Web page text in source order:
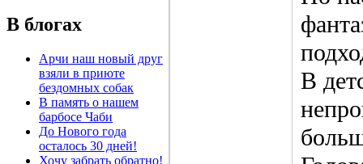
В блогах
Арчи наш новый друг
взяли в приюте
бездомных собак
В память о нашем
барбосе Чаби
До Нового года
осталось 30 дней!
Хочу забрать обратно!
В